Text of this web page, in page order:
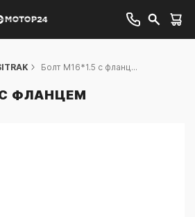
Болт М16*1.5 с фланц...
ФЛАНЦЕМ